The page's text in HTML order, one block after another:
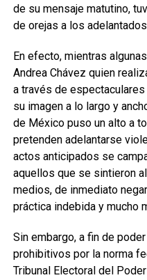
de su mensaje matutino,
de orejas a los
En efecto, mientras
Andrea Chávez quien
a través de
su imagen a lo largo y
de México puso un alto a
pretenden adelantarse
actos anticipados se
aquellos que se sintieron
medios, de inmediato
práctica indebida y mucho
Sin embargo, a fin de
prohibitivos por la norma
Tribunal Electoral del